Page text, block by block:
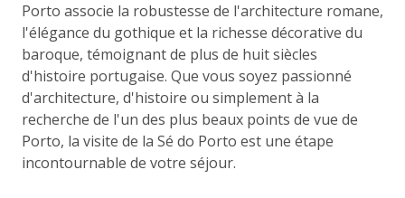
Porto associe la robustesse de l'architecture romane,
l'élégance du gothique et la richesse décorative du
baroque, témoignant de plus de huit siècles
d'histoire portugaise. Que vous soyez passionné
d'architecture, d'histoire ou simplement à la
recherche de l'un des plus beaux points de vue de
Porto, la visite de la Sé do Porto est une étape
incontournable de votre séjour.